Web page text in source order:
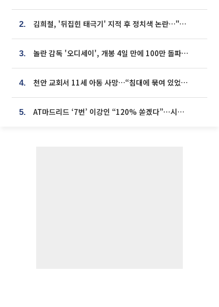
2. 김희철, '뒤집힌 태극기' 지적 후 정치색 논란…"좌우 떠나 우리나라 국기"
3. 놀란 감독 '오디세이', 개봉 4일 만에 100만 돌파⋯'왕사남' 보다 빠르다
4. 천안 교회서 11세 아동 사망…“침대에 묶여 있었다” 진술 확보
5. AT마드리드 ‘7번’ 이강인 “120% 쏟겠다”⋯시메오네 감독 “필요한 선수”